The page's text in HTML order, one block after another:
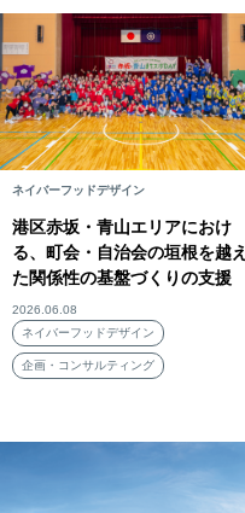
ネイバーフッドデザイン
港区赤坂・青山エリアにおけ
る、町会・自治会の垣根を越え
た関係性の基盤づくりの支援
2026.06.08
ネイバーフッドデザイン
企画・コンサルティング